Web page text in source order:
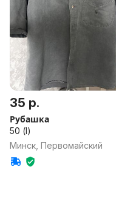
35 р.
Рубашка
50 (l)
Минск, Первомайский